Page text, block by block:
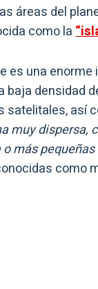
áreas del
como la
es una
baja densidad
satelitales, así
muy
más pequeñas
como